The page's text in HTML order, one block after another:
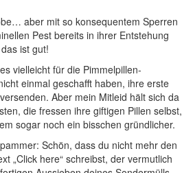
aber mit so konsequentem Sperren
Pest bereits in ihrer Entstehung
ist gut!
vielleicht für die Pimmelpillen-
einmal geschafft haben, ihre erste
Aber mein Mitleid hält sich da
die fressen ihre giftigen Pillen selbst,
sogar noch ein bisschen gründlicher.
Schön, dass du nicht mehr den
„Click here“ schreibst, der vermutlich